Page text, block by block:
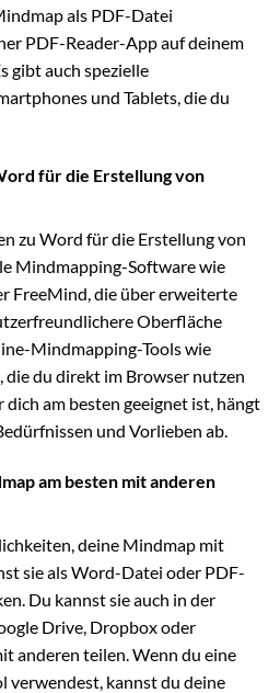
als PDF-Datei
PDF-Reader-App auf deinem
gibt auch spezielle
und Tablets, die du
für die Erstellung von
zu Word für die Erstellung von
Mindmapping-Software wie
FreeMind, die über erweiterte
Oberfläche
Mindmapping-Tools wie
du direkt im Browser nutzen
am besten geeignet ist, hängt
und Vorlieben ab.
am besten mit anderen
deine Mindmap mit
sie als Word-Datei oder PDF-
Du kannst sie auch in der
Drive, Dropbox oder
anderen teilen. Wenn du eine
kannst du deine